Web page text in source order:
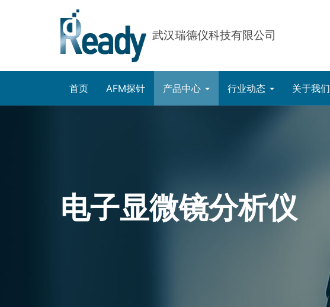
武汉瑞德仪科技有限公司
首页 AFM探针 产品中心 行业动态 关于我们
电子显微镜分析仪